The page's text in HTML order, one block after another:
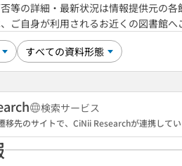
等の詳細・最新状況は情報提供元の
ご自身が利用されるお近くの図書館
検索サービス
移先のサイトで、CiNii Researchが連携して